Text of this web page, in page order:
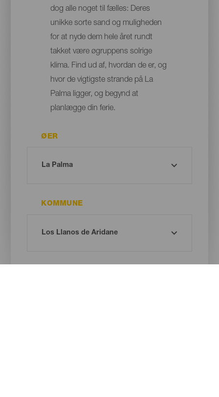
dog alle noget til fælles: Deres
unikke sorte sand og muligheden
for at nyde dem hele året rundt
takket være øgruppens solrige
klima. Find ud af, hvordan de er, og
hvor de vigtigste strande på La
Palma ligger, og begynd at
planlægge din ferie.
ØER
KOMMUNE